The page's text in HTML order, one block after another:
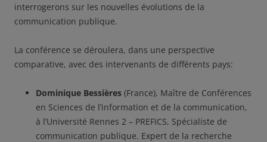
interrogerons sur les nouvelles évolutions de la
communication publique.
La conférence se déroulera, dans une perspective
comparative, avec des intervenants de différents pays:
Dominique Bessières (France), Maître de Conférences
en Sciences de l’information et de la communication,
à l’Université Rennes 2 – PREFICS, Spécialiste de
communication publique. Expert de la recherche